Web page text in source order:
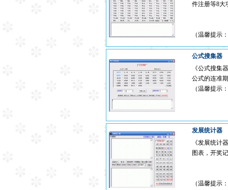
件注册等8大
（温馨提示
公式搜集器
《公式搜集
公式的连准
（温馨提示
发展统计器
《发展统计
图表，开奖
（温馨提示